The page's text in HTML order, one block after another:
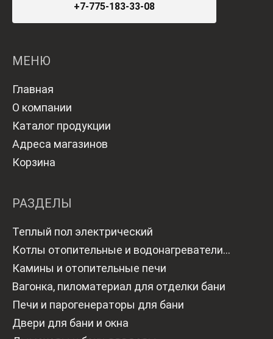
+7-775-183-33-08
МЕНЮ
Главная
О компании
Каталог продукции
Адреса магазинов
Корзина
РАЗДЕЛЫ
Теплый пол электрический
Котлы отопительные и водонагреватели
газовые
Камины и отопительные печи
Вагонка, пиломатериал для отделки бани
Печи и парогенераторы для бани
Двери для бани и окна